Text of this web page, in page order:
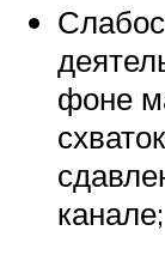
фоне
канале;